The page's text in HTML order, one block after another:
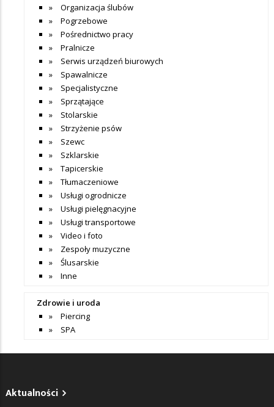
Organizacja ślubów
Pogrzebowe
Pośrednictwo pracy
Pralnicze
Serwis urządzeń biurowych
Spawalnicze
Specjalistyczne
Sprzątające
Stolarskie
Strzyżenie psów
Szewc
Szklarskie
Tapicerskie
Tłumaczeniowe
Usługi ogrodnicze
Usługi pielęgnacyjne
Usługi transportowe
Video i foto
Zespoły muzyczne
Ślusarskie
Inne
Zdrowie i uroda
Piercing
SPA
Aktualności